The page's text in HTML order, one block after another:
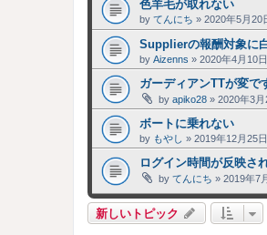
色羊毛が取れない
by てんにち » 2020年5月20
Supplierの報酬対象に
by Aizenns » 2020年4月10
ガーディアンTTが変で
by apiko28 » 2020年3
ボートに乗れない
by もやし » 2019年12月25
ログイン時間が反映さ
by てんにち » 2019年7
新しいトピック